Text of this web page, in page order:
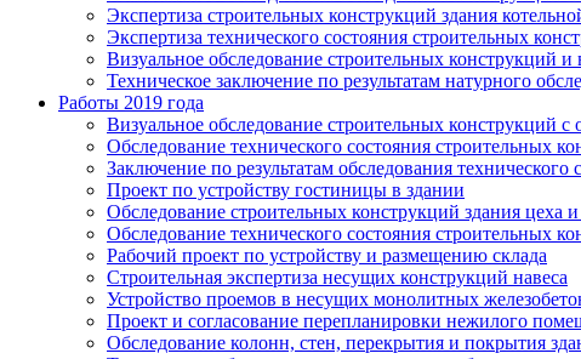
Экспертиза строительных конструкций здания
Экспертиза технического состояния строительных
Визуальное обследование строительных конструкций
Техническое заключение по результатам натурного
Работы 2019 года
Визуальное обследование строительных конструкций с
Обследование технического состояния строительных
Заключение по результатам обследования технического
Проект по устройству гостиницы в здании
Обследование строительных конструкций здания цеха
Обследование технического состояния строительных
Рабочий проект по устройству и размещению склада
Строительная экспертиза несущих конструкций навеса
Устройство проемов в несущих монолитных
Проект и согласование перепланировки нежилого
Обследование колонн, стен, перекрытия и покрытия